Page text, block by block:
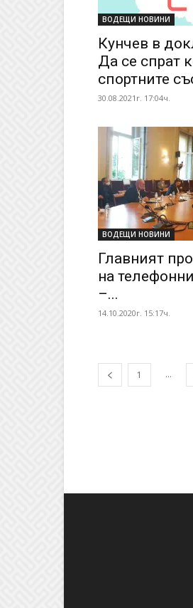
ВОДЕЩИ НОВИНИ
Кунчев в
Да се спрат
спортните
30.08.2021г. 17:04ч.
ВОДЕЩИ НОВИНИ
Главният
на
–...
14.10.2020г. 15:17ч.
1 ...